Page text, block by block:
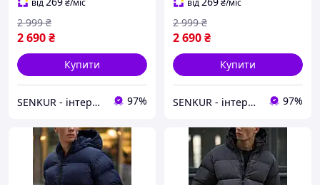
від ₴/міс
2 690₴
2 999 ₴
Купити
SENKUR - інтернет-магазин одягу, взуття, аксесуарів 97%
від ₴/міс
2 690₴
2 999 ₴
Купити
SENKUR - інтернет-магазин одягу, взуття, аксесуарів 97%